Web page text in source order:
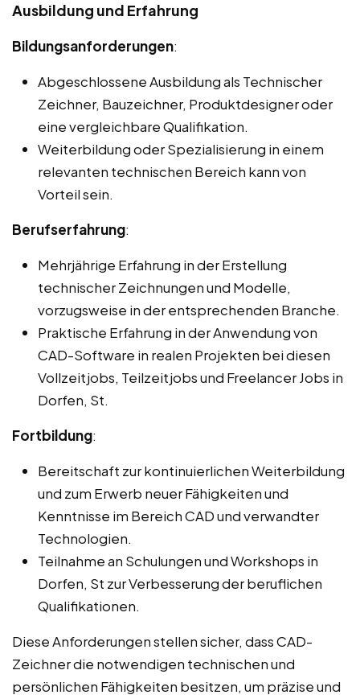
Ausbildung und Erfahrung
Bildungsanforderungen:
Abgeschlossene Ausbildung als Technischer
Zeichner, Bauzeichner, Produktdesigner oder
eine vergleichbare Qualifikation.
Weiterbildung oder Spezialisierung in einem
relevanten technischen Bereich kann von
Vorteil sein.
Berufserfahrung:
Mehrjährige Erfahrung in der Erstellung
technischer Zeichnungen und Modelle,
vorzugsweise in der entsprechenden Branche.
Praktische Erfahrung in der Anwendung von
CAD-Software in realen Projekten bei diesen
Vollzeitjobs, Teilzeitjobs und Freelancer Jobs in
Dorfen, St.
Fortbildung:
Bereitschaft zur kontinuierlichen Weiterbildung
und zum Erwerb neuer Fähigkeiten und
Kenntnisse im Bereich CAD und verwandter
Technologien.
Teilnahme an Schulungen und Workshops in
Dorfen, St zur Verbesserung der beruflichen
Qualifikationen.
Diese Anforderungen stellen sicher, dass CAD-
Zeichner die notwendigen technischen und
persönlichen Fähigkeiten besitzen, um präzise und